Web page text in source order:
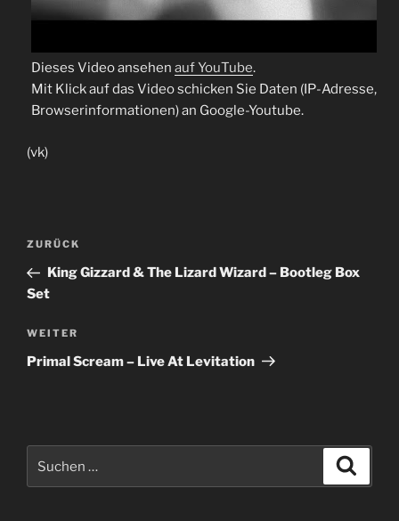
Dieses Video ansehen auf YouTube.
Mit Klick auf das Video schicken Sie Daten (IP-Adresse,
Browserinformationen) an Google-Youtube.
(vk)
Beitragsnavigation
Vorheriger
Beitrag
ZURÜCK
King Gizzard & The Lizard Wizard ‎– Bootleg Box
Set
Nächster
Beitrag
WEITER
Primal Scream – Live At Levitation
nach: